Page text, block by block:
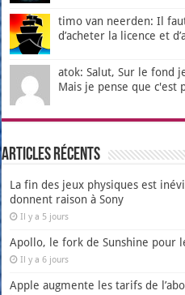
timo van neerden: Il
d’acheter la licence et
atok: Salut, Sur le fond
Mais je pense que c'est
Articles récents
La fin des jeux physiques est
donnent raison à Sony
Il y a 5 jours
Apollo, le fork de Sunshine pour
Il y a 6 jours
Apple augmente les tarifs de